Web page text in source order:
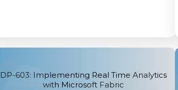
DP-603: Implementing Real Time Analytics
with Microsoft Fabric